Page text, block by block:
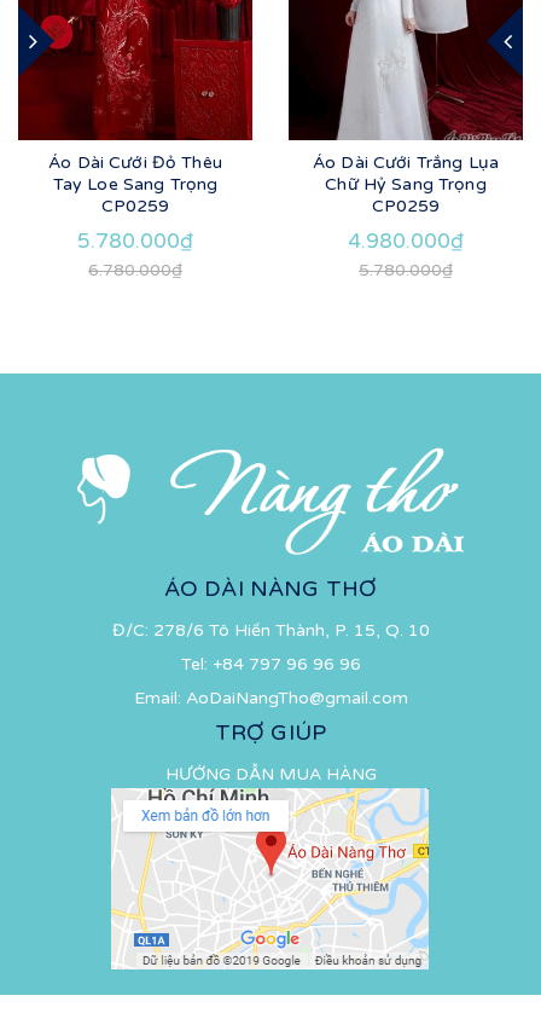
Áo Dài Cưới Đỏ Thêu
Tay Loe Sang Trọng
CP0259
5.780.000₫
6.780.000₫
Áo Dài Cưới Trắng Lụa
Chữ Hỷ Sang Trọng
CP0259
4.980.000₫
5.780.000₫
ÁO DÀI NÀNG THƠ
Đ/C: 278/6 Tô Hiến Thành, P. 15, Q. 10
Tel: +84 797 96 96 96
Email: AoDaiNangTho@gmail.com
TRỢ GIÚP
HƯỚNG DẪN MUA HÀNG